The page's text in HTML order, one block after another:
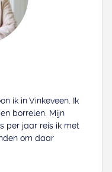
ik in Vinkeveen. Ik
borrelen. Mijn
per jaar reis ik met
om daar